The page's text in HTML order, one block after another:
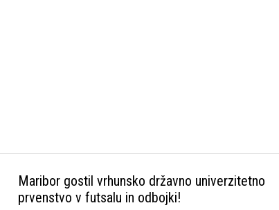
Maribor gostil vrhunsko državno univerzitetno
prvenstvo v futsalu in odbojki!